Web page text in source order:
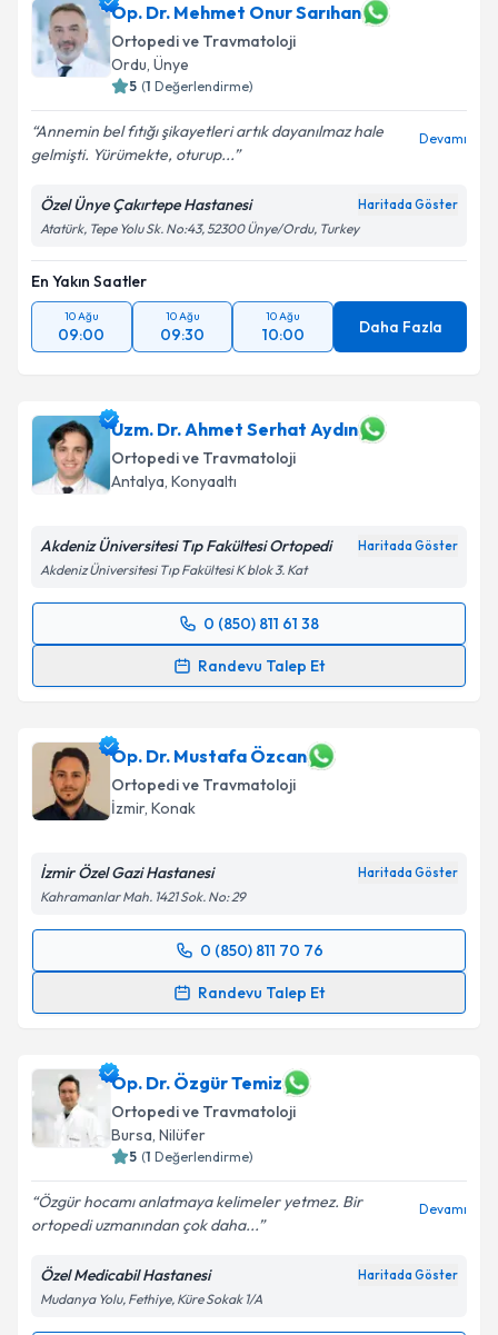
Op. Dr. Mehmet Onur Sarıhan
Ortopedi ve Travmatoloji
Ordu, Ünye
5 (1 Değerlendirme)
Annemin bel fıtığı şikayetleri artık dayanılmaz hale
gelmişti. Yürümekte, oturup...
Devamı
Özel Ünye Çakırtepe Hastanesi Haritada Göster
Atatürk, Tepe Yolu Sk. No:43, 52300 Ünye/Ordu, Turkey
En Yakın Saatler
10 Ağu
09:00
10 Ağu
09:30
10 Ağu
10:00 Daha Fazla
Uzm. Dr. Ahmet Serhat Aydın
Ortopedi ve Travmatoloji
Antalya, Konyaaltı
Akdeniz Üniversitesi Tıp Fakültesi Ortopedi Haritada Göster
Akdeniz Üniversitesi Tıp Fakültesi K blok 3. Kat
0 (850) 811 61 38
Randevu Talep Et
Randevu Takvimi Talebi
için bir takvim hazırlandığında e-posta ile
bilgilendireceğiz.
E-posta Adresiniz
Kişisel verilerimin işlenmesine ilişkinAydınlatma
'ni okudum ve kişisel verilerimin belirtilen
kapsamda işlenmesini kabul ediyorum.
Op. Dr. Mustafa Özcan
Ortopedi ve Travmatoloji
İzmir, Konak
İzmir Özel Gazi Hastanesi Haritada Göster
Kahramanlar Mah. 1421 Sok. No: 29
0 (850) 811 70 76
Randevu Talep Et
Randevu Takvimi Talebi
takvim hazırlandığında e-posta ile bilgilendireceğiz.
E-posta Adresiniz
Kişisel verilerimin işlenmesine ilişkin
kapsamda işlenmesini kabul ediyorum.
Op. Dr. Özgür Temiz
Ortopedi ve Travmatoloji
Bursa, Nilüfer
5 (1 Değerlendirme)
Özgür hocamı anlatmaya kelimeler yetmez. Bir
ortopedi uzmanından çok daha...
Devamı
Özel Medicabil Hastanesi Haritada Göster
Mudanya Yolu, Fethiye, Küre Sokak 1/A